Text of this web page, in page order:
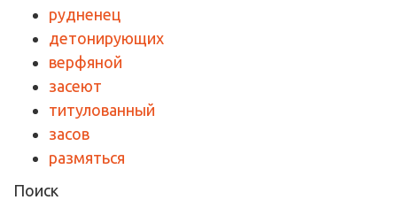
рудненец
детонирующих
верфяной
засеют
титулованный
засов
размяться
Поиск